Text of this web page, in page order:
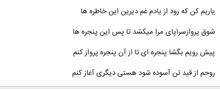
یاریم کن که رود از یادم غم دیرین این خاطره ها
شوق پروازسراپای مرا میکشد تا پس این پنجره ها
پیش رویم بگشا پنجره ای تا از آن پنجره پرواز کنم
روحم از قید تن آسوده شود هستی دیگری آغاز کنم